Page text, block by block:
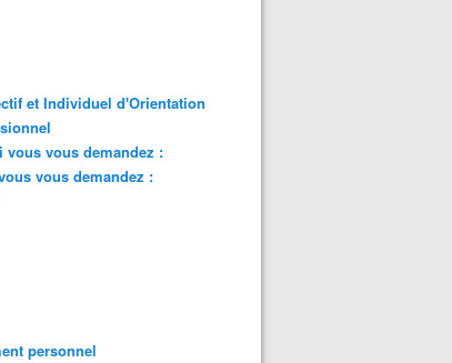
et Individuel d'Orientation
vous vous demandez :
vous demandez :
personnel